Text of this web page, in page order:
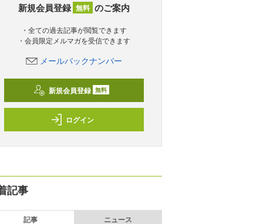
新規会員登録 無料 のご案内
・全ての過去記事が閲覧できます
・会員限定メルマガを受信できます
メールバックナンバー
新規会員登録 無料
ログイン
記事
記事 ニュース